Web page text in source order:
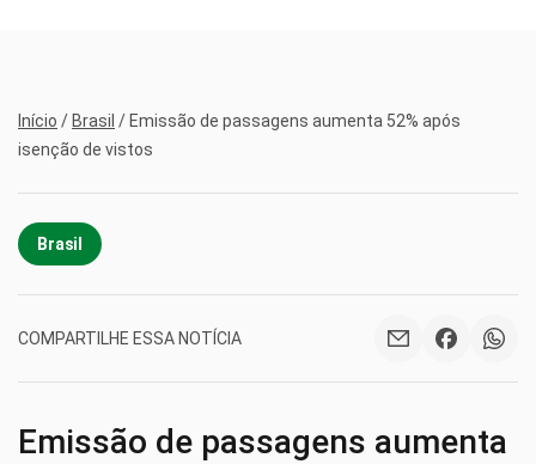
Início / Brasil / Emissão de passagens aumenta 52% após
isenção de vistos
Brasil
COMPARTILHE ESSA NOTÍCIA
Emissão de passagens aumenta